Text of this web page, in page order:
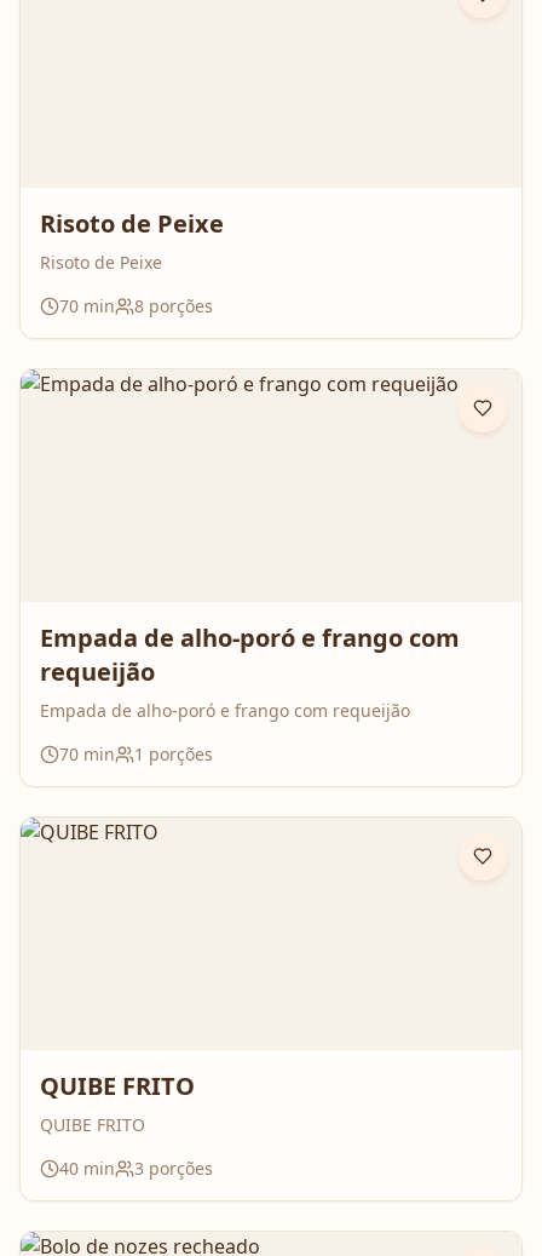
Risoto de Peixe
Risoto de Peixe
70 min 8 porções
Empada de alho-poró e frango com
requeijão
Empada de alho-poró e frango com requeijão
70 min 1 porções
QUIBE FRITO
QUIBE FRITO
40 min 3 porções